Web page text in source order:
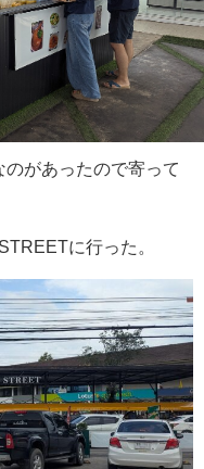
のがあったので寄って
に行った。